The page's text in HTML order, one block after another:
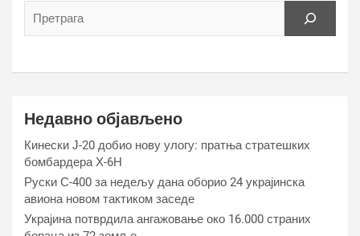
Недавно објављено
Кинески Ј-20 добио нову улогу: пратња стратешких
бомбардера Х-6Н
Руски С-400 за недељу дана оборио 24 украјинска
авиона новом тактиком заседе
Украјина потврдила ангажовање око 16.000 страних